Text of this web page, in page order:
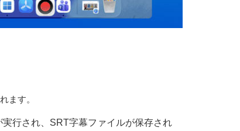
ます。
行され、SRT字幕ファイルが保存され